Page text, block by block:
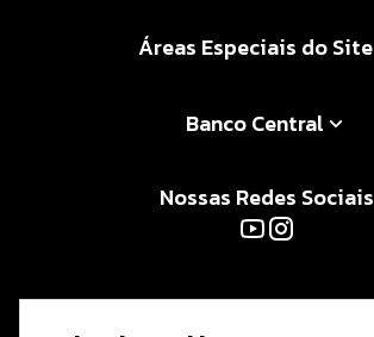
Áreas Especiais do Site
Banco Central
Nossas Redes Sociais